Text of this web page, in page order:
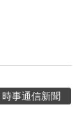
時事通信新聞